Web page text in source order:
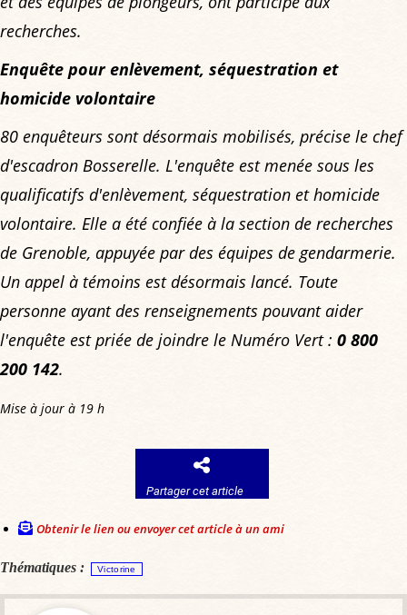
recherches.
Enquête pour enlèvement, séquestration et
homicide volontaire
80 enquêteurs sont désormais mobilisés, précise le chef
d'escadron Bosserelle. L'enquête est menée sous les
qualificatifs d'enlèvement, séquestration et homicide
volontaire. Elle a été confiée à la section de recherches
de Grenoble, appuyée par des équipes de gendarmerie.
Un appel à témoins est désormais lancé. Toute
personne ayant des renseignements pouvant aider
l'enquête est priée de joindre le Numéro Vert : 0 800
200 142.
Mise à jour à 19 h
Partager cet article
Obtenir le lien ou envoyer cet article à un ami
Thématiques : Victorine